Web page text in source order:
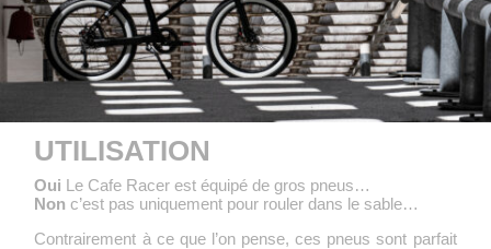
UTILISATION
Oui Le Cafe Racer est équipé de gros pneus…
Non c’est pas uniquement pour rouler dans le sable…
Contrairement à ce que l’on pense, ces pneus sont parfait